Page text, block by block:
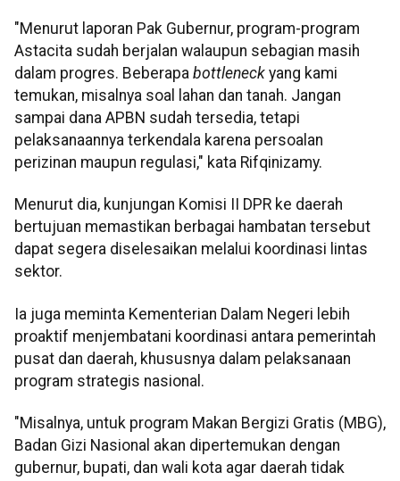
"Menurut laporan Pak Gubernur, program-program
Astacita sudah berjalan walaupun sebagian masih
dalam progres. Beberapa bottleneck yang kami
temukan, misalnya soal lahan dan tanah. Jangan
sampai dana APBN sudah tersedia, tetapi
pelaksanaannya terkendala karena persoalan
perizinan maupun regulasi," kata Rifqinizamy.
Menurut dia, kunjungan Komisi II DPR ke daerah
bertujuan memastikan berbagai hambatan tersebut
dapat segera diselesaikan melalui koordinasi lintas
sektor.
Ia juga meminta Kementerian Dalam Negeri lebih
proaktif menjembatani koordinasi antara pemerintah
pusat dan daerah, khususnya dalam pelaksanaan
program strategis nasional.
"Misalnya, untuk program Makan Bergizi Gratis (MBG),
Badan Gizi Nasional akan dipertemukan dengan
gubernur, bupati, dan wali kota agar daerah tidak